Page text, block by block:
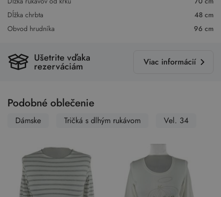
Dĺžka chrbta
48 cm
Obvod hrudníka
96 cm
Ušetrite vďaka
rezerváciám Viac informácií
Podobné oblečenie
Dámske Tričká s dlhým rukávom Vel. 34